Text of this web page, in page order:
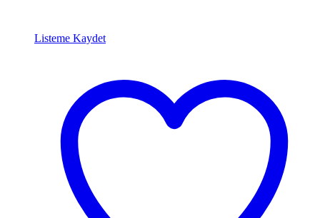
Listeme Kaydet